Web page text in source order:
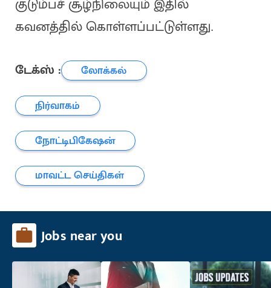
குடும்பச் சூழ்நிலையும் இதில்
கவனத்தில் கொள்ளப்பட்டுள்ளது.
டேக்ஸ் :
லோக்கல்
நிர்வாகம்
நோட்டிபிகேஷன்
மாவட்ட செய்திகள்
Jobs near you